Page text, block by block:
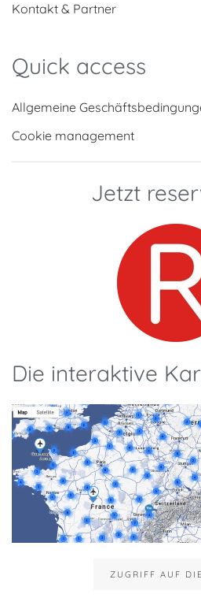
Kontakt & Partner
Quick access
Allgemeine
Cookie management
Jetzt
Die interaktive
ZUGRIFF AUF